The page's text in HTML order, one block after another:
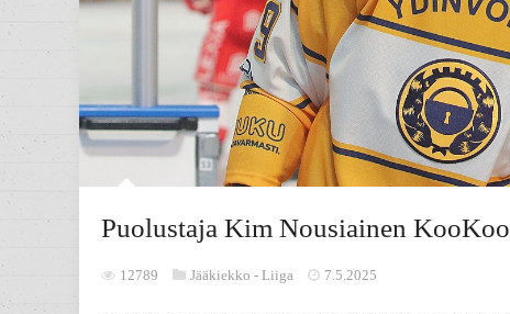
Puolustaja Kim Nousiainen
12789 Jääkiekko - Liiga 7.5.2025